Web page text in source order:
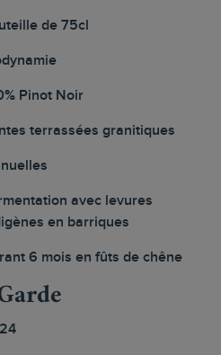
de 75cl
Pinot Noir
terrassées granitiques
avec levures
en barriques
6 mois en fûts de chêne